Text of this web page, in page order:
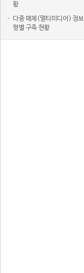
황
다중 매체(멀티미디어) 정
형별 구축 현황